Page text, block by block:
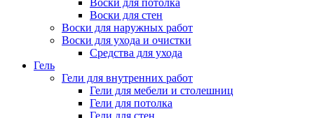
Воски для потолка
Воски для стен
Воски для наружных работ
Воски для ухода и очистки
Средства для ухода
Гель
Гели для внутренних работ
Гели для мебели и столешниц
Гели для потолка
Гели для стен